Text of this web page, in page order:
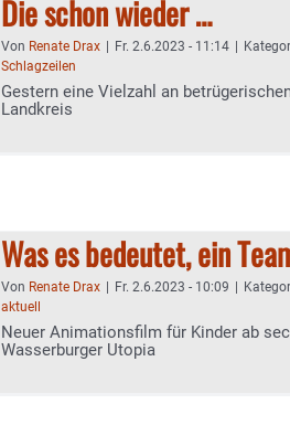
Die schon wieder …
Von Renate Drax Fr. 2.6.2023 - 11:14
Schlagzeilen
Gestern eine Vielzahl an
Landkreis
Was es bedeutet, ein
Von Renate Drax Fr. 2.6.2023 - 10:09
aktuell
Neuer Animationsfilm für Kinder ab
Wasserburger Utopia